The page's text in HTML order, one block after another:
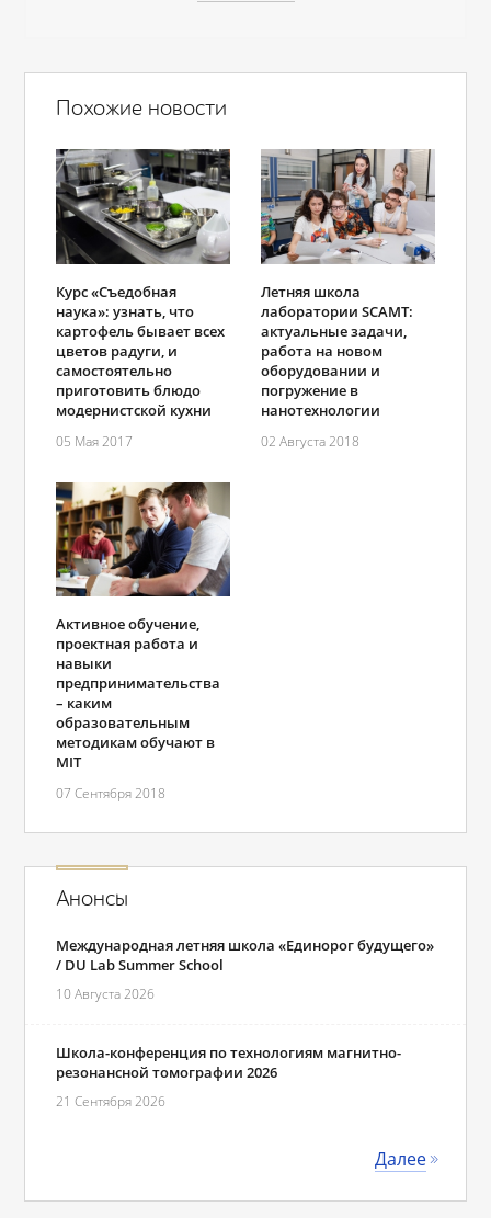
Похожие новости
Курс «Съедобная
наука»: узнать, что
картофель бывает всех
цветов радуги, и
самостоятельно
приготовить блюдо
модернистской кухни
05 Мая 2017
Летняя школа
лаборатории SCAMT:
актуальные задачи,
работа на новом
оборудовании и
погружение в
нанотехнологии
02 Августа 2018
Активное обучение,
проектная работа и
навыки
предпринимательства
– каким
образовательным
методикам обучают в
MIT
07 Сентября 2018
Анонсы
Международная летняя школа «Единорог будущего»
/ DU Lab Summer School
10 Августа 2026
Школа-конференция по технологиям магнитно-
резонансной томографии 2026
21 Сентября 2026
Далее